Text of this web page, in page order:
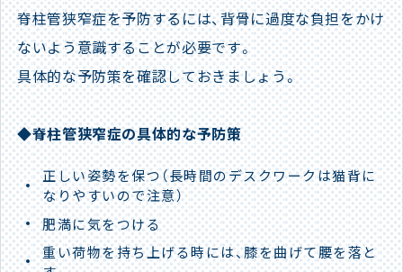
脊柱管狭窄症を予防するには、背骨に過度な負担をかけ
ないよう意識することが必要です。
具体的な予防策を確認しておきましょう。
◆脊柱管狭窄症の具体的な予防策
正しい姿勢を保つ（長時間のデスクワークは猫背に
なりやすいので注意）
肥満に気をつける
重い荷物を持ち上げる時には、膝を曲げて腰を落と